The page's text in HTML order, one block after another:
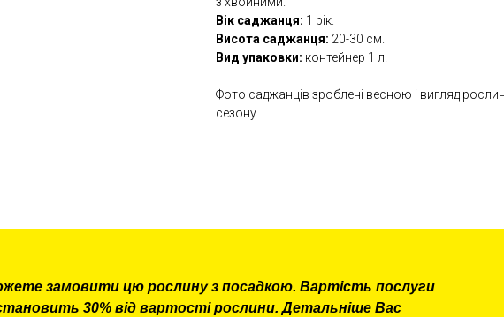
Вік саджанця: 1 рік.
Висота саджанця: 20-30 см.
Вид упаковки: контейнер 1 л.
Фото саджанців зроблені весною і вигляд
сезону.
замовити цю рослину з посадкою. Вартість послуги
30% від вартості рослини. Детальніше Вас